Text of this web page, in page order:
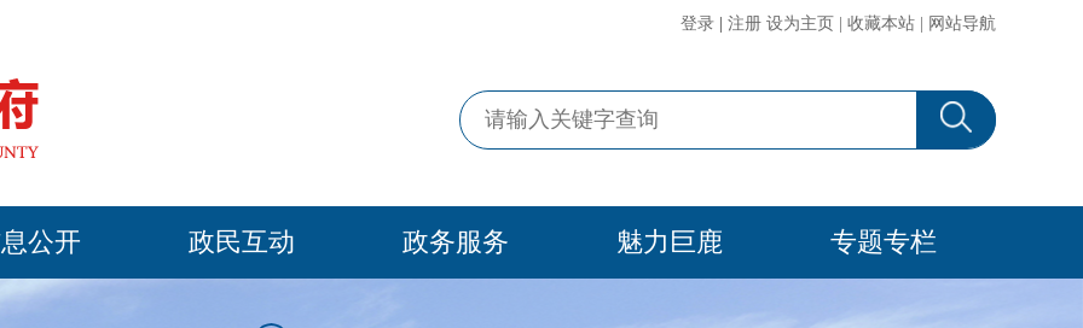
登录 | 注册 设为主页 | 收藏本站 | 网站导航
公开 政民互动 政务服务 魅力巨鹿 专题专栏